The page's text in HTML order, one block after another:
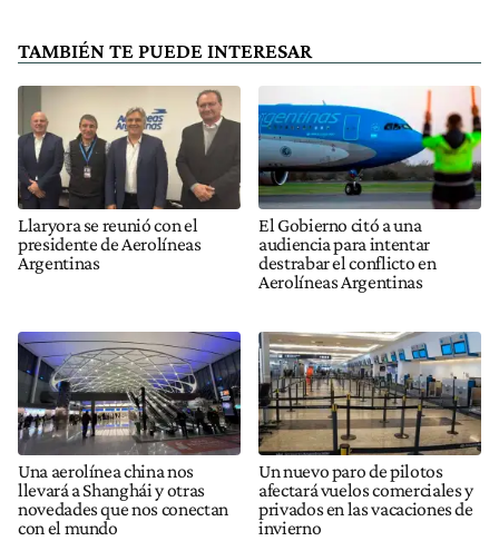
TAMBIÉN TE PUEDE INTERESAR
Llaryora se reunió con el
presidente de Aerolíneas
Argentinas
El Gobierno citó a una
audiencia para intentar
destrabar el conflicto en
Aerolíneas Argentinas
Una aerolínea china nos
llevará a Shanghái y otras
novedades que nos conectan
con el mundo
Un nuevo paro de pilotos
afectará vuelos comerciales y
privados en las vacaciones de
invierno